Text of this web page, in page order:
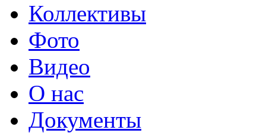
Коллективы
Фото
Видео
О нас
Документы